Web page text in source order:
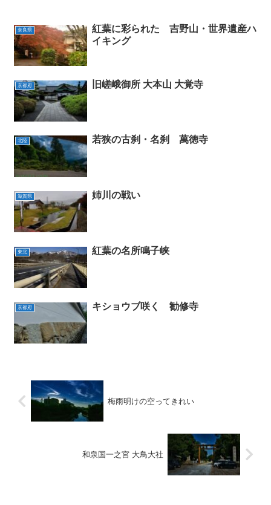
奈良県
紅葉に彩られた 吉野山・世界遺産ハ
イキング
京都府 旧嵯峨御所 大本山 大覚寺
北陸 若狭の古刹・名刹 萬徳寺
滋賀県 姉川の戦い
東北 紅葉の名所鳴子峡
京都府 キショウブ咲く 勧修寺
梅雨明けの空ってきれい
和泉国一之宮 大鳥大社